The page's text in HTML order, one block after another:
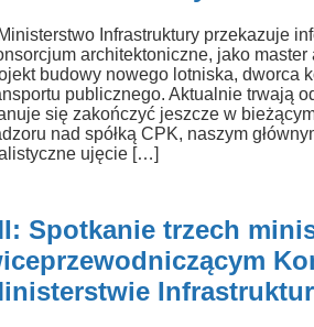
Infrastruktury przekazuje
architektoniczne, jako master
budowy nowego lotniska, dworca
publicznego. Aktualnie trwają
się zakończyć jeszcze w
nad spółką CPK, naszym
ujęcie […]
Spotkanie trzech